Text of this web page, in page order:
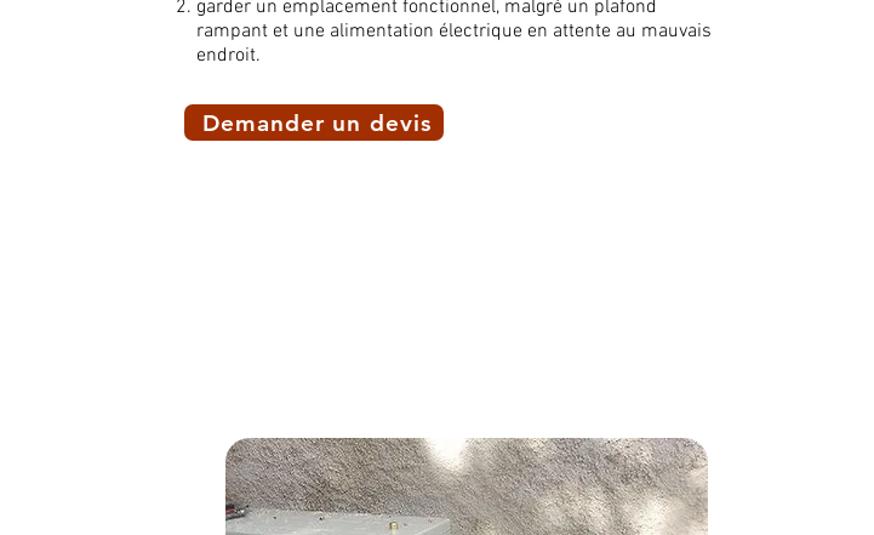
garder un emplacement fonctionnel, malgré un plafond
rampant et une alimentation électrique en attente au mauvais
endroit.
Demander un devis